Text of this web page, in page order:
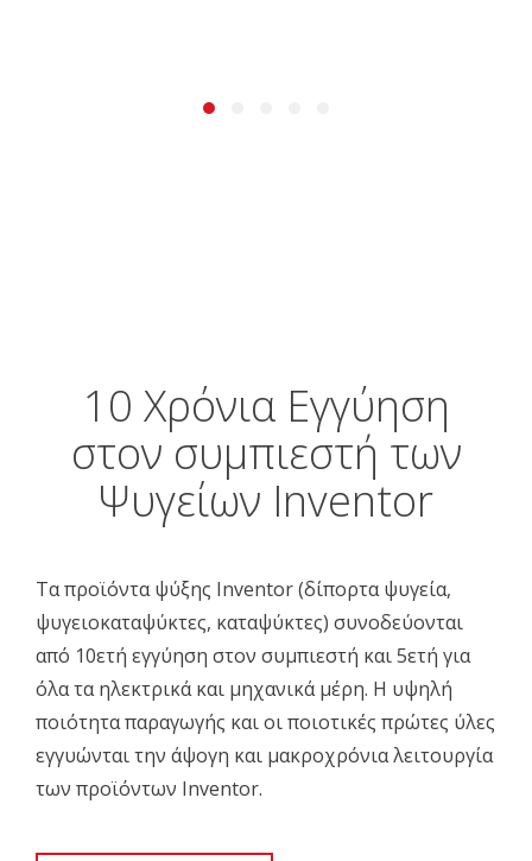
10 Χρόνια Εγγύηση
στον συμπιεστή των
Ψυγείων Inventor
Τα προϊόντα ψύξης Inventor (δίπορτα ψυγεία,
ψυγειοκαταψύκτες, καταψύκτες) συνοδεύονται
από 10ετή εγγύηση στον συμπιεστή και 5ετή για
όλα τα ηλεκτρικά και μηχανικά μέρη. Η υψηλή
ποιότητα παραγωγής και οι ποιοτικές πρώτες ύλες
εγγυώνται την άψογη και μακροχρόνια λειτουργία
των προϊόντων Inventor.